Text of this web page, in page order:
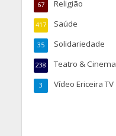
Religião
67
Saúde
417
Solidariedade
35
Teatro & Cinema
238
Vídeo Ericeira TV
3